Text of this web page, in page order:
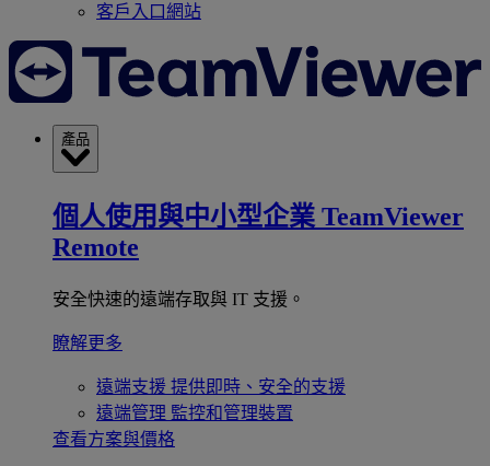
客戶入口網站
產品
個人使用與中小型企業 TeamViewer
Remote
安全快速的遠端存取與 IT 支援。
瞭解更多
遠端支援 提供即時、安全的支援
遠端管理 監控和管理裝置
查看方案與價格